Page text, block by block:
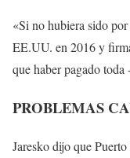
«Si no hubiera sido
EE.UU. en 2016 y
que haber pagado
PROBLEMAS
Jaresko dijo que